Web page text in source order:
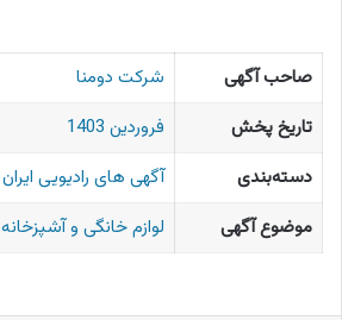
صاحب آگهی
شرکت دومنا
تاریخ پخش
فروردین 1403
دسته‌بندی
آگهی های رادیویی ایران
موضوع آگهی
لوازم خانگی و آشپزخانه